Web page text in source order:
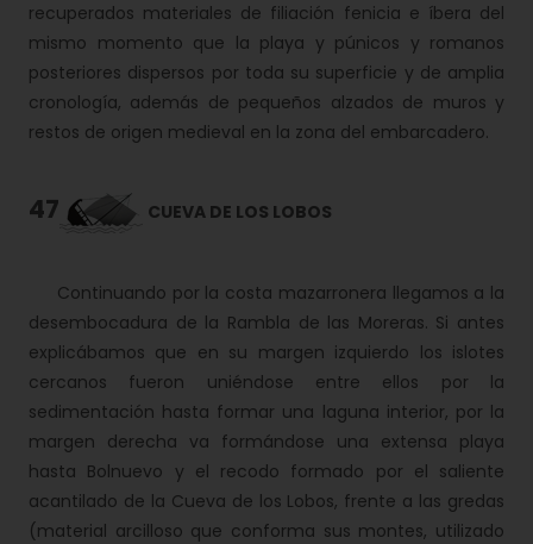
recuperados materiales de filiación fenicia e íbera del
mismo momento que la playa y púnicos y romanos
posteriores dispersos por toda su superficie y de amplia
cronología, además de pequeños alzados de muros y
restos de origen medieval en la zona del embarcadero.
47 CUEVA DE LOS LOBOS
Continuando por la costa mazarronera llegamos a la
desembocadura de la Rambla de las Moreras. Si antes
explicábamos que en su margen izquierdo los islotes
cercanos fueron uniéndose entre ellos por la
sedimentación hasta formar una laguna interior, por la
margen derecha va formándose una extensa playa
hasta Bolnuevo y el recodo formado por el saliente
acantilado de la Cueva de los Lobos, frente a las gredas
(material arcilloso que conforma sus montes, utilizado